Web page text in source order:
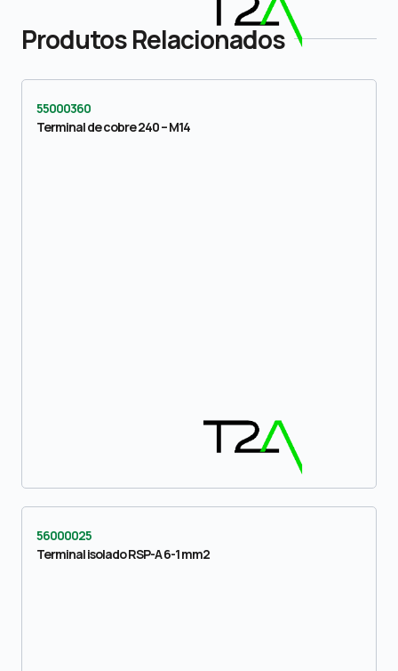
Produtos Relacionados
55000360
Terminal de cobre 240 – M14
56000025
Terminal isolado RSP-A 6-1 mm2